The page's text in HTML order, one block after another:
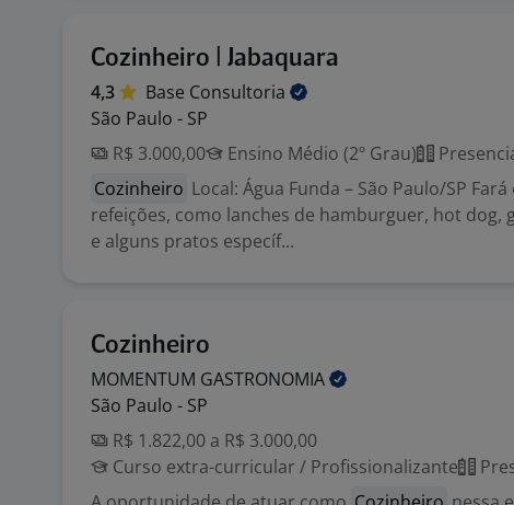
Cozinheiro | Jabaquara
4,3 Base Consultoria
São Paulo - SP
R$ 3.000,00
Ensino Médio (2º Grau)
Cozinheiro Local: Água Funda – São Paulo/SP
refeições, como lanches de hamburguer, hot dog,
e alguns pratos específ...
Cozinheiro
MOMENTUM GASTRONOMIA
São Paulo - SP
R$ 1.822,00 a R$ 3.000,00
Curso extra-curricular / Profissionalizante